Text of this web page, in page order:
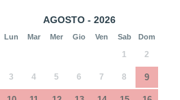
AGOSTO - 2026
Lun Mar Mer Gio Ven Sab Dom
1 2
3 4 5 6 7 8 9